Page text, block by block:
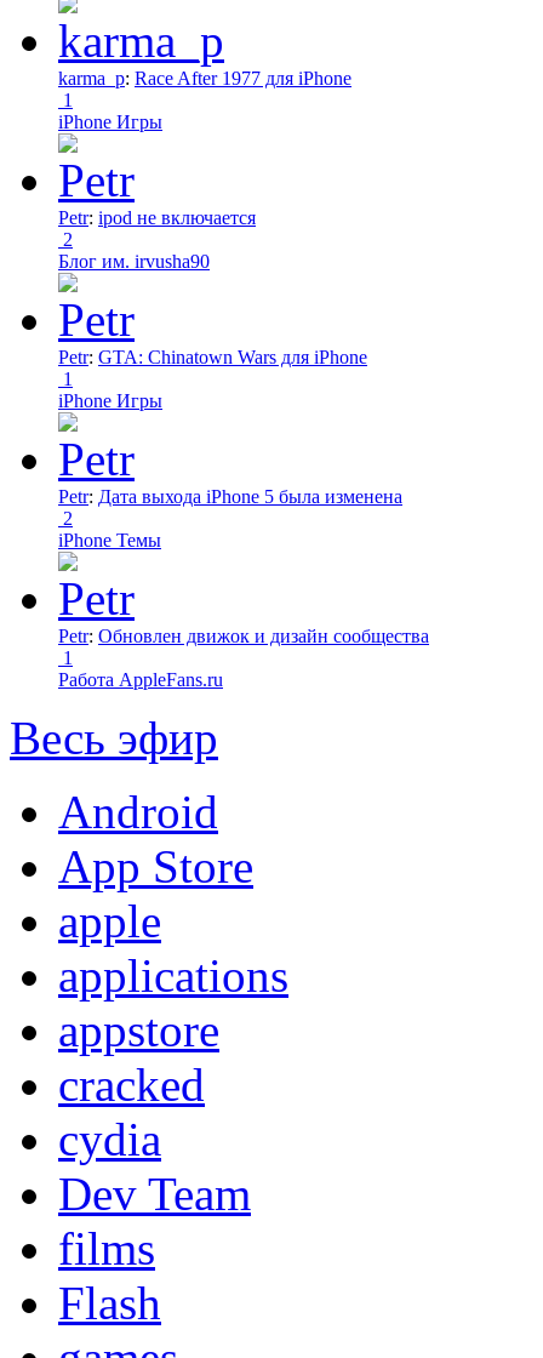
karma_p: Race After 1977 для iPhone
1
iPhone Игры
Petr: ipod не включается
2
Блог им. irvusha90
Petr: GTA: Chinatown Wars для iPhone
1
iPhone Игры
Petr: Дата выхода iPhone 5 была изменена
2
iPhone Темы
Petr: Обновлен движок и дизайн сообщества
1
Работа AppleFans.ru
Весь эфир
Android
App Store
apple
applications
appstore
cracked
cydia
Dev Team
films
Flash